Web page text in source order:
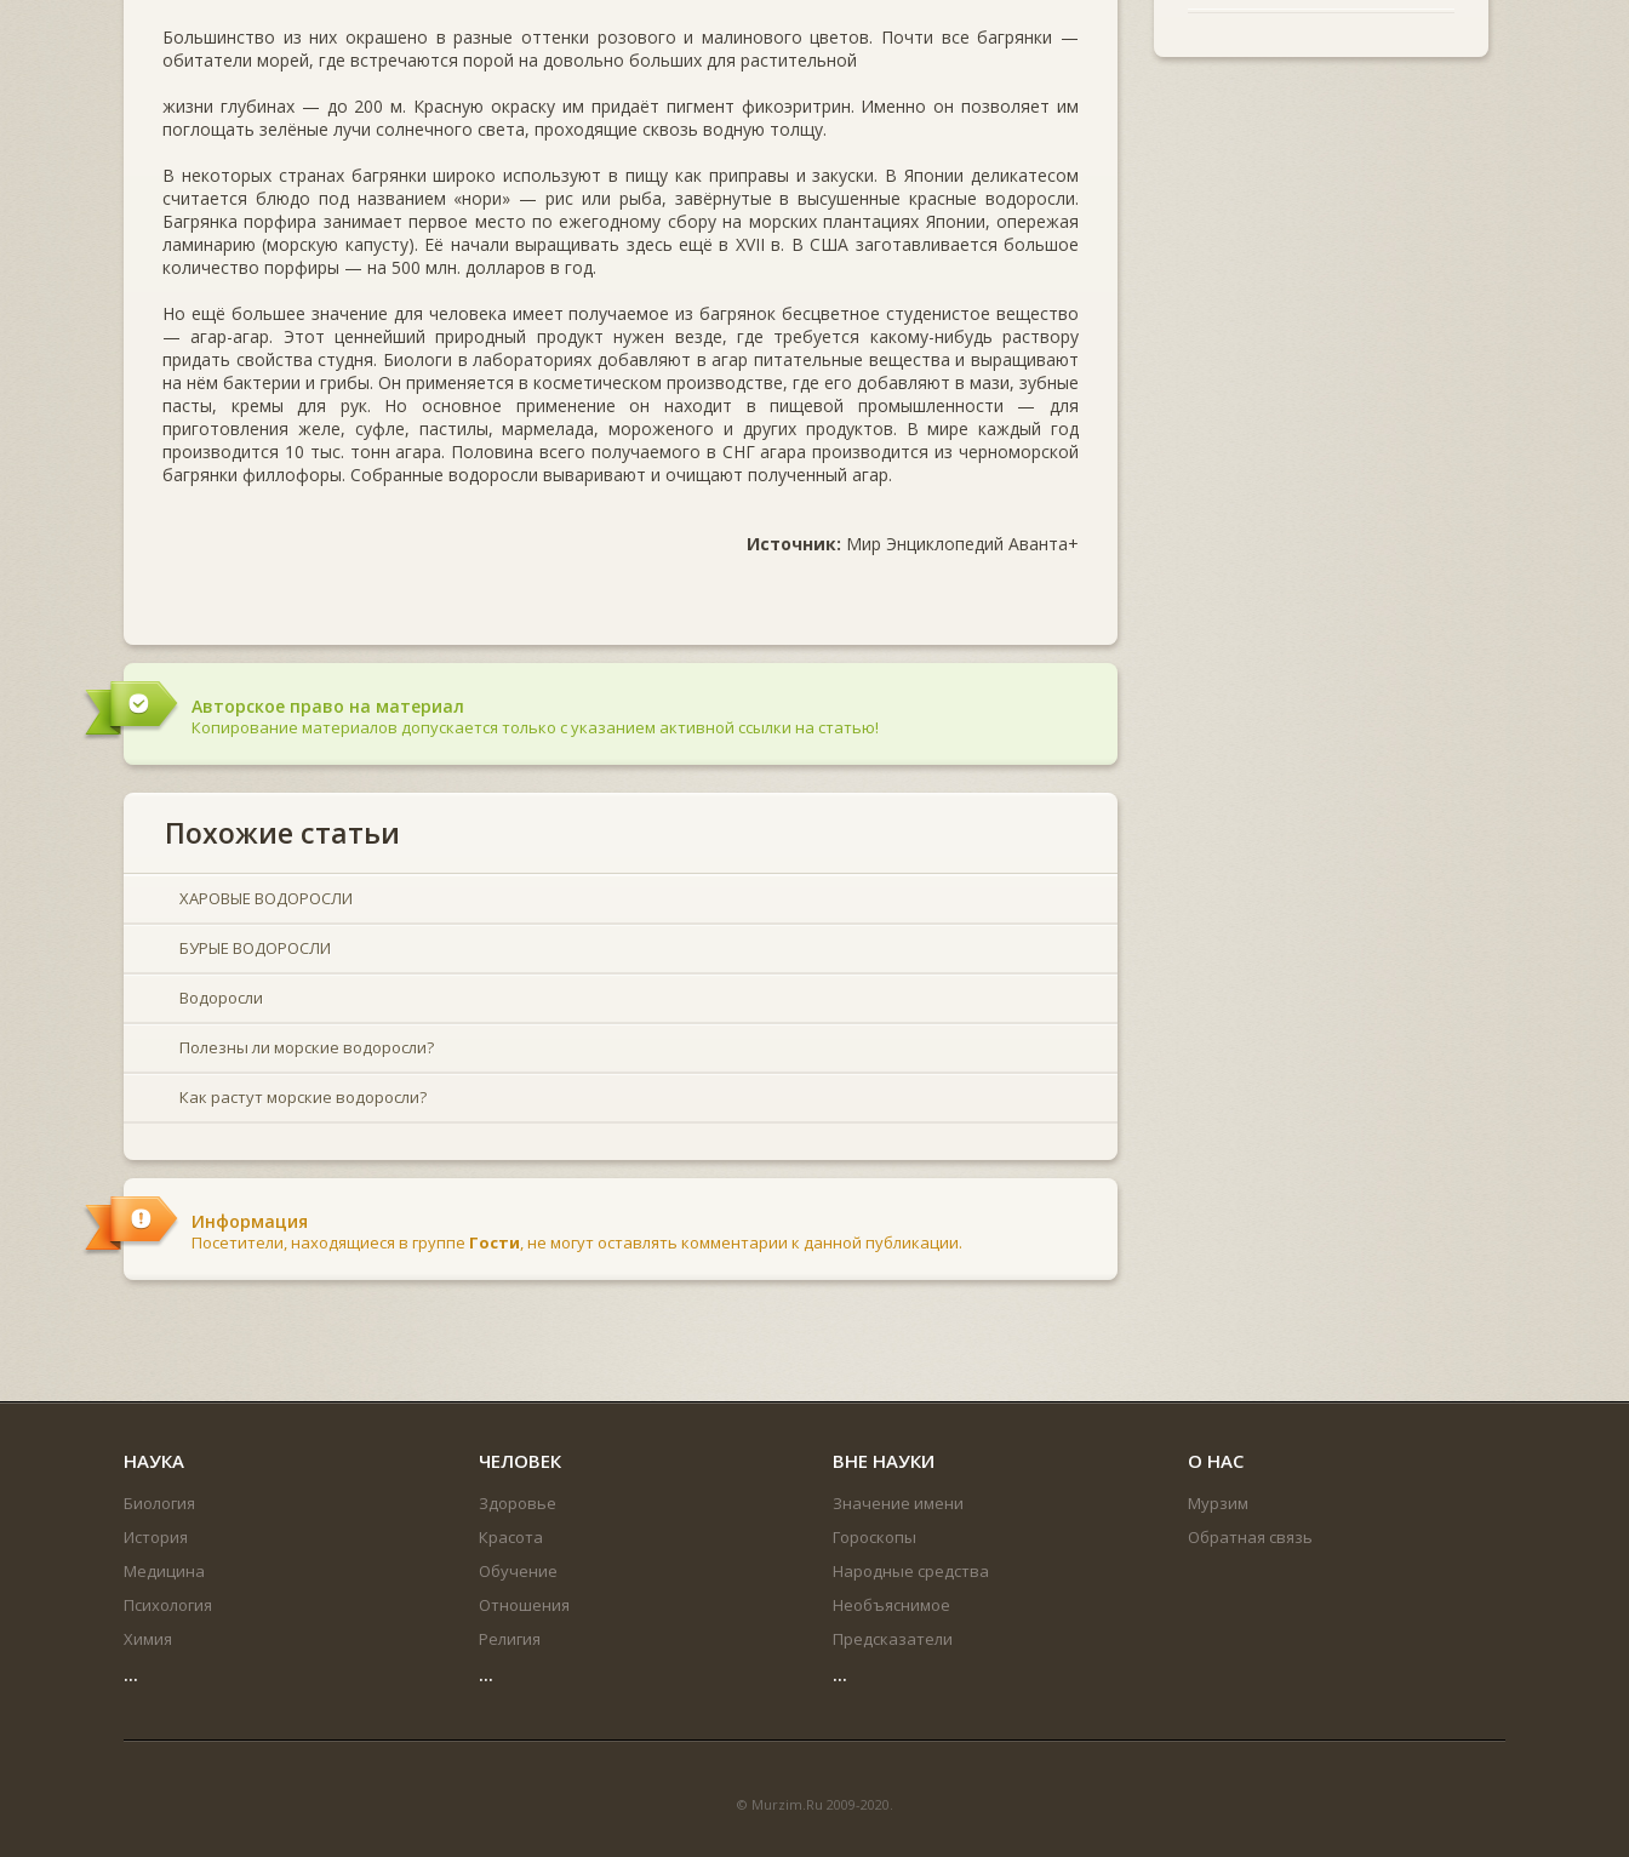
Большинство из них окрашено в разные от­тенки розового и малинового цветов. Почти все багрянки —
обитатели морей, где встречаются порой на довольно больших для растительной
жизни глубинах — до 200 м. Красную окраску им придаёт пигмент фикоэритрин. Именно он позволяет им
поглощать зелёные лучи солнечно­го света, проходящие сквозь водную толщу.
В некоторых странах багрянки широко ис­пользуют в пищу как приправы и закуски. В Японии деликатесом
считается блюдо под на­званием «нори» — рис или рыба, завёрнутые в высушенные красные водоросли.
Багрянка пор­фира занимает первое место по ежегодному сбору на морских плантациях Японии, опережая
ла­минарию (морскую капусту). Её начали выра­щивать здесь ещё в XVII в. В США заготавлива­ется большое
количество порфиры — на 500 млн. долларов в год.
Но ещё большее значение для человека имеет получаемое из багрянок бесцветное студенистое вещество
— агар-агар. Этот ценнейший природ­ный продукт нужен везде, где требуется какому-нибудь раствору
придать свойства студня. Био­логи в лабораториях добавляют в агар питатель­ные вещества и выращивают
на нём бактерии и грибы. Он применяется в косметическом произ­водстве, где его добавляют в мази, зубные
пасты, кремы для рук. Но основное применение он находит в пищевой промышленности — для
приготовления желе, суфле, пастилы, мармела­да, мороженого и других продуктов. В мире каждый год
производится 10 тыс. тонн агара. Половина всего получаемого в СНГ агара произ­водится из черноморской
багрянки филлофоры. Собранные водоросли вываривают и очищают полученный агар.
Источник: Мир Энциклопедий Аванта+
Авторское право на материал
Копирование материалов допускается только с указанием активной ссылки на статью!
Похожие статьи
ХАРОВЫЕ ВОДОРОСЛИ
БУРЫЕ ВОДОРОСЛИ
Водоросли
Полезны ли морские водоросли?
Как растут морские водоросли?
Информация
Посетители, находящиеся в группе Гости, не могут оставлять комментарии к данной публикации.
НАУКА
Биология
История
Медицина
Психология
Химия
...
ЧЕЛОВЕК
Здоровье
Красота
Обучение
Отношения
Религия
...
ВНЕ НАУКИ
Значение имени
Гороскопы
Народные средства
Необъяснимое
Предсказатели
...
О НАС
Мурзим
Обратная связь
© Murzim.Ru 2009-2020.